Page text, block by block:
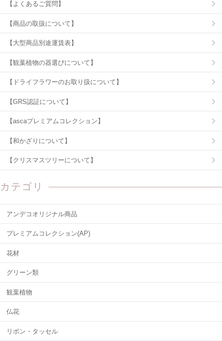
【よくあるご質問】
【商品の取扱について】
【大型商品別途運賃表】
【観葉植物の器選びについて】
【ドライフラワーのお取り扱について】
【GRS認証について】
【ascaプレミアムコレクション】
【和かざりについて】
【クリスマスツリーについて】
カテゴリ
アンデコオリジナル商品
プレミアムコレクション(AP)
花材
グリーン類
観葉植物
仏花
リボン・タッセル